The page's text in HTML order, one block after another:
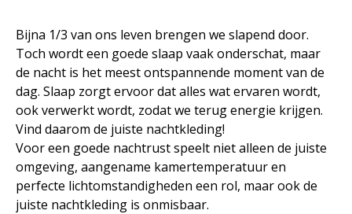
Bijna 1/3 van ons leven brengen we slapend door.
Toch wordt een goede slaap vaak onderschat, maar
de nacht is het meest ontspannende moment van de
dag. Slaap zorgt ervoor dat alles wat ervaren wordt,
ook verwerkt wordt, zodat we terug energie krijgen.
Vind daarom de juiste nachtkleding!
Voor een goede nachtrust speelt niet alleen de juiste
omgeving, aangename kamertemperatuur en
perfecte lichtomstandigheden een rol, maar ook de
juiste nachtkleding is onmisbaar.